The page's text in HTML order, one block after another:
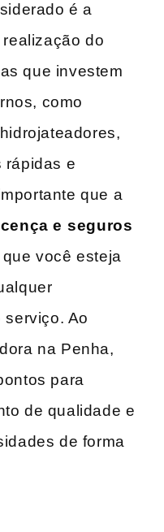
é a
realização do
que investem
como
rápidas e
que a
e⁢ seguros
você esteja
Ao
na Penha,
para
de qualidade ​e
de forma